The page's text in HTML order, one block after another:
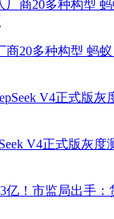
商20多种构型 蚂
V4正式版灰度